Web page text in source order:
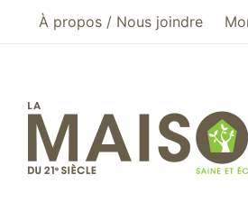
Aller au menu principal
Aller au contenu principal
À propos / Nous joindre